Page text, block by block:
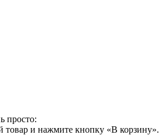
просто:
товар и нажмите кнопку «В корзину».